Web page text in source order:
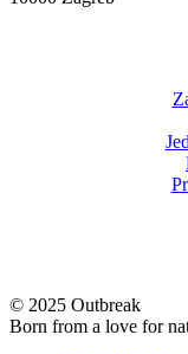
© 2025 Outbreak
Born from a love for